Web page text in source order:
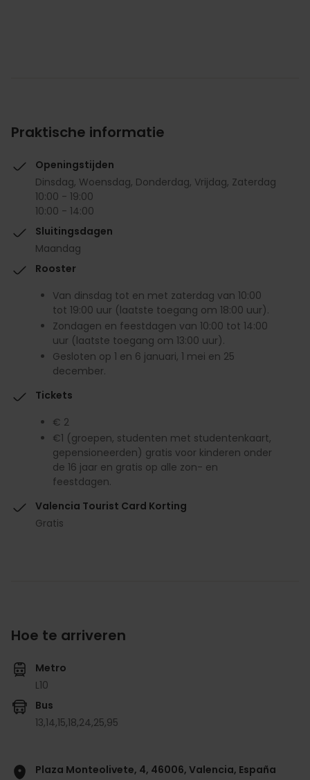
Praktische informatie
Openingstijden
Dinsdag, Woensdag, Donderdag, Vrijdag, Zaterdag
10:00 - 19:00
10:00 - 14:00
Sluitingsdagen
Maandag
Rooster
Van dinsdag tot en met zaterdag van 10:00
tot 19:00 uur (laatste toegang om 18:00 uur).
Zondagen en feestdagen van 10:00 tot 14:00
uur (laatste toegang om 13:00 uur).
Gesloten op 1 en 6 januari, 1 mei en 25
december.
Tickets
€ 2
€1 (groepen, studenten met studentenkaart,
gepensioneerden) gratis voor kinderen onder
de 16 jaar en gratis op alle zon- en
feestdagen.
Valencia Tourist Card Korting
Gratis
Hoe te arriveren
Metro
L10
Bus
13,14,15,18,24,25,95
Plaza Monteolivete, 4, 46006, Valencia, España